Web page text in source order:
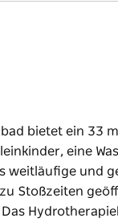
bietet ein 33
eine
weitläufige und
Stoßzeiten